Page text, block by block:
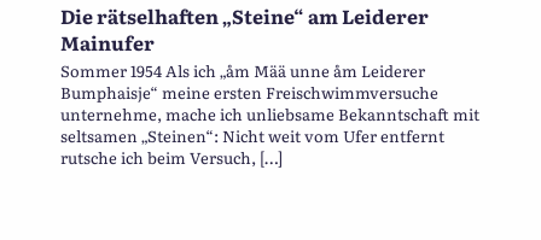
Die rätselhaften „Steine“ am Leiderer
Mainufer
Sommer 1954 Als ich „åm Mää unne åm Leiderer
Bumphaisje“ meine ersten Freischwimmversuche
unternehme, mache ich unliebsame Bekanntschaft mit
seltsamen „Steinen“: Nicht weit vom Ufer entfernt
rutsche ich beim Versuch, […]